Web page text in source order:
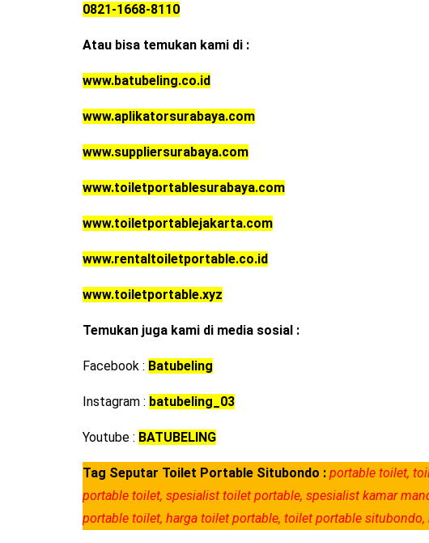
0821-1668-8110
Atau bisa temukan kami di :
www.batubeling.co.id
www.aplikatorsurabaya.com
www.suppliersurabaya.com
www.toiletportablesurabaya.com
www.toiletportablejakarta.com
www.rentaltoiletportable.co.id
www.toiletportable.xyz
Temukan juga kami di media sosial :
Facebook : Batubeling
Instagram : batubeling_03
Youtube : BATUBELING
Tag Seputar Toilet Portable Situbondo : portable toilet,
portable toilet, spesialist toilet portable, spesialist kamar
portable toilet, harga toilet portable, toilet portable